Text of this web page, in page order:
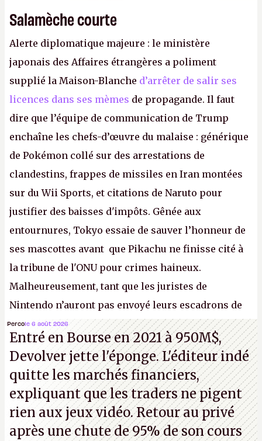
Salamèche courte
Alerte diplomatique majeure : le ministère
japonais des Affaires étrangères a poliment
supplié la Maison-Blanche d’arrêter de salir ses
licences dans ses mèmes de propagande. Il faut
dire que l’équipe de communication de Trump
enchaîne les chefs-d’œuvre du malaise : générique
de Pokémon collé sur des arrestations de
clandestins, frappes de missiles en Iran montées
sur du Wii Sports, et citations de Naruto pour
justifier des baisses d'impôts. Gênée aux
entournures, Tokyo essaie de sauver l’honneur de
ses mascottes avant que Pikachu ne finisse cité à
la tribune de l'ONU pour crimes haineux.
Malheureusement, tant que les juristes de
Nintendo n’auront pas envoyé leurs escadrons de
la mort judiciaires pour distribuer du copyright
strike à tour de bras, l'Oncle Sam continuera
d'étaler sa confiture intellectuelle sur vos
souvenirs d'enfance.P.
Percole 6 août 2026
Entré en Bourse en 2021 à 950M$,
Devolver jette l'éponge. L'éditeur indé
quitte les marchés financiers,
expliquant que les traders ne pigent
rien aux jeux vidéo. Retour au privé
après une chute de 95% de son cours